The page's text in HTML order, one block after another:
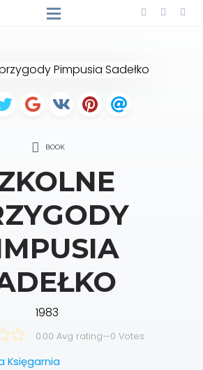
BOOK
1983
0.00 Avg rating—0 Votes
Księgarnia